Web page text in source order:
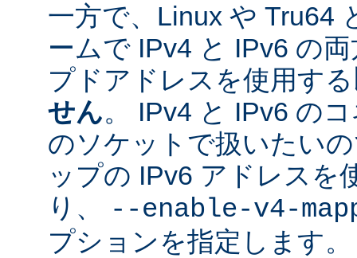
一方で、Linux や Tru64
ームで IPv4 と IPv6 の
プドアドレスを使用する
せん。 IPv4 と IPv6 の
のソケットで扱いたい
ップの IPv6 アドレスを
り、
--enable-v4-
プションを指定します。